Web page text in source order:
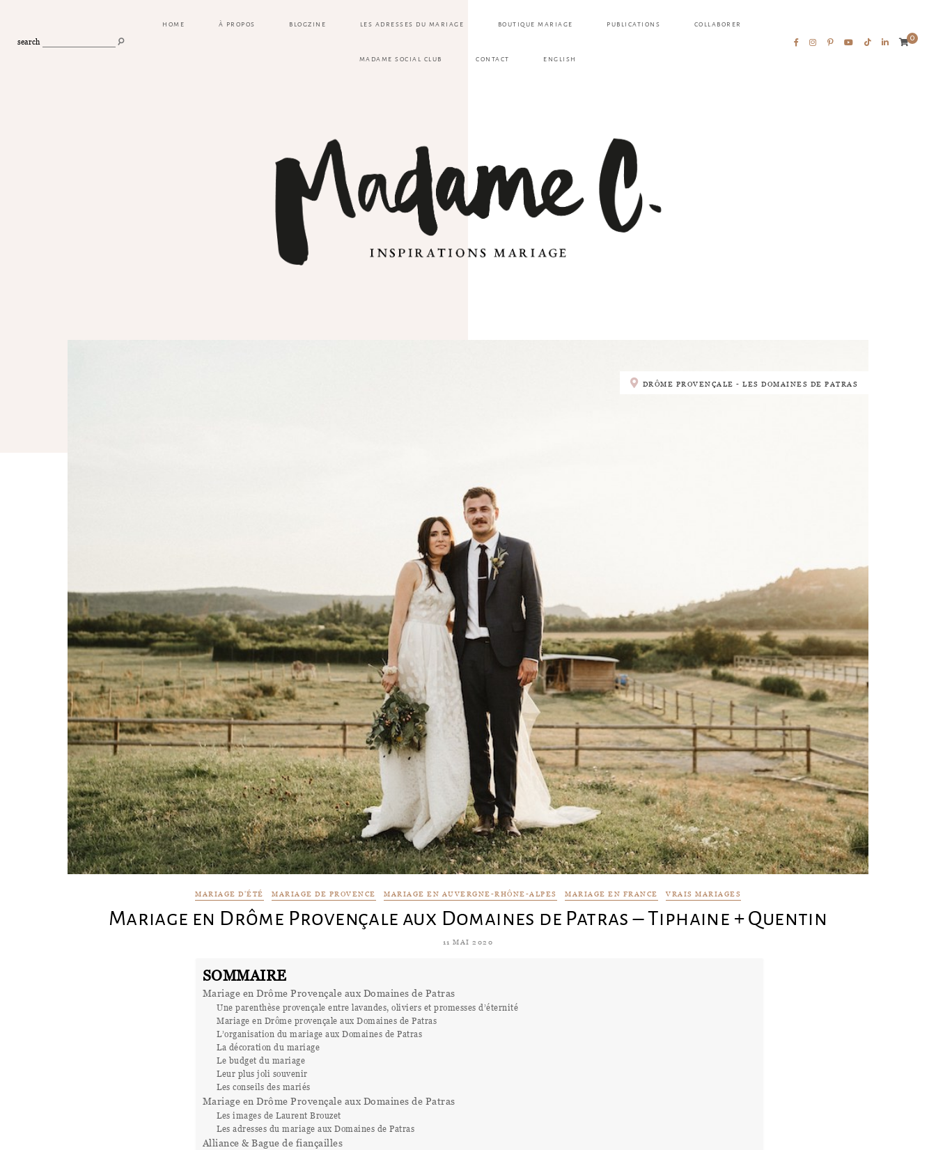
search
HOME À PROPOS BLOGZINE LES ADRESSES DU MARIAGE BOUTIQUE MARIAGE PUBLICATIONS COLLABORER
MADAME SOCIAL CLUB CONTACT ENGLISH
0
DRÔME PROVENÇALE - LES DOMAINES DE PATRAS
MARIAGE D'ÉTÉ MARIAGE DE PROVENCE MARIAGE EN AUVERGNE-RHÔNE-ALPES MARIAGE EN FRANCE VRAIS MARIAGES
Mariage en Drôme Provençale aux Domaines de Patras – Tiphaine + Quentin
11 MAI 2020
SOMMAIRE
Mariage en Drôme Provençale aux Domaines de Patras
Une parenthèse provençale entre lavandes, oliviers et promesses d’éternité
Mariage en Drôme provençale aux Domaines de Patras
L’organisation du mariage aux Domaines de Patras
La décoration du mariage
Le budget du mariage
Leur plus joli souvenir
Les conseils des mariés
Mariage en Drôme Provençale aux Domaines de Patras
Les images de Laurent Brouzet
Les adresses du mariage aux Domaines de Patras
Alliance & Bague de fiançailles